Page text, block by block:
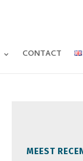
CONTACT
MEEST